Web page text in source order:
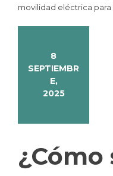
movilidad eléctrica para
8
SEPTIEMBR
E,
2025
¿Cómo